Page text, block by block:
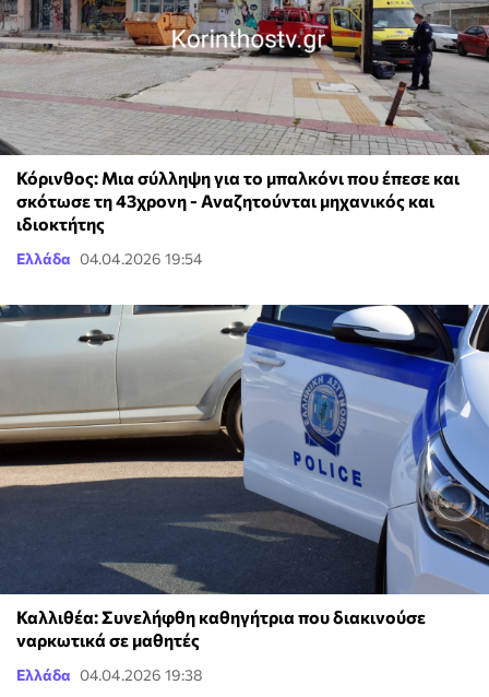
Κόρινθος: Μια σύλληψη για το μπαλκόνι που έπεσε και
σκότωσε τη 43χρονη - Αναζητούνται μηχανικός και
ιδιοκτήτης
Ελλάδα 04.04.2026 19:54
Καλλιθέα: Συνελήφθη καθηγήτρια που διακινούσε
ναρκωτικά σε μαθητές
Ελλάδα 04.04.2026 19:38